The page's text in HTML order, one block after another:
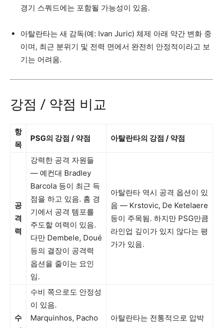
경기 스쿼드에는 포함될 가능성이 있음.
아탈란타는 새 감독(예: Ivan Juric) 체제 아래 약간 변화 중
이며, 최근 분위기 및 전력 면에서 완전히 안정적이라고 보
기는 어려움.
강점 / 약점 비교
항
목
PSG의 강점 / 약점 아탈란타의 강점 / 약점
공
격
력
강력한 공격 자원들
— 예컨대 Bradley
Barcola 등이 최근 득
점을 하고 있음. 홈 경
기에서 공격 템포를
주도할 여력이 있음.
다만 Dembele, Doué
등의 결장이 공격력
옵션을 줄이는 요인
임.
아탈란타 역시 공격 옵션이 있
음 — Krstovic, De Ketelaere
등이 주목됨. 하지만 PSG만큼
라인업 깊이가 있지 않다는 평
가가 있음.
수
수비 쪽으로도 안정성
이 있음.
Marquinhos, Pacho
아탈란타는 전통적으로 압박